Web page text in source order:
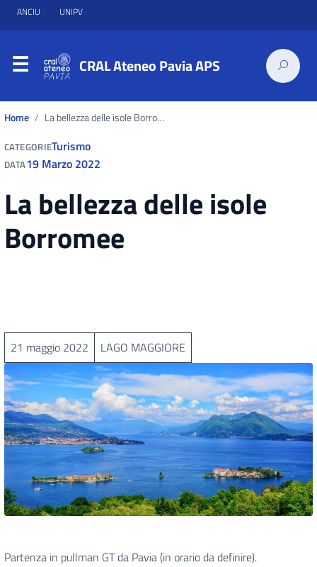
ANCIU UNIPV
CRAL Ateneo Pavia APS
Home La bellezza delle isole Borromee
CATEGORIETurismo
DATA19 Marzo 2022
La bellezza delle isole
Borromee
21 maggio 2022 LAGO MAGGIORE
Partenza in pullman GT da Pavia (in orario da definire).